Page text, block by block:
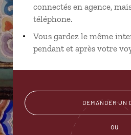
connectés en agence,
téléphone.
Vous gardez le même
pendant et après votre
DEMANDER UN
ou